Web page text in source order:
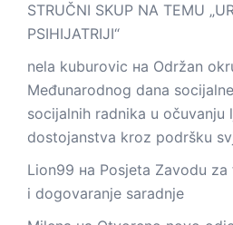
STRUČNI SKUP NA TEMU
PSIHIJATRIJI“
nela kuburovic на Održan
Međunarodnog dana
socijalnih radnika u očuvanju
dostojanstva kroz podršku
Lion99 на Posjeta Zavodu
i dogovaranje saradnje